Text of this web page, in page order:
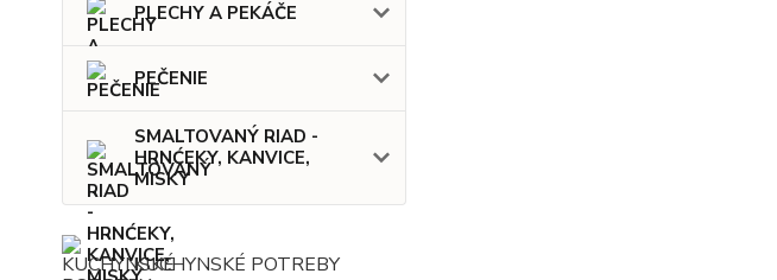
PLECHY A PEKÁČE
PEČENIE
SMALTOVANÝ RIAD -
HRNĆEKY, KANVICE,
MISKY
KUCHYNSKÉ POTREBY